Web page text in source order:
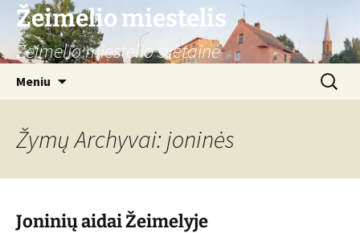
Žeimelio miestelis
Žeimelio miestelio svetainė
Meniu Ieškoti:
Žymų Archyvai: joninės
Joninių aidai Žeimelyje